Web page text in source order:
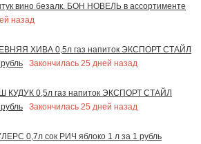
вино безалк. БОН НОВЕЛЬ в ассортименте
назад
ХИВА 0,5л газ напиток ЭКСПОРТ СТАЙЛ
Закончилась 25 дней назад
КУДУК 0,5л газ напиток ЭКСПОРТ СТАЙЛ
Закончилась 25 дней назад
0,7л сок РИЧ яблоко 1 л за 1 рубль